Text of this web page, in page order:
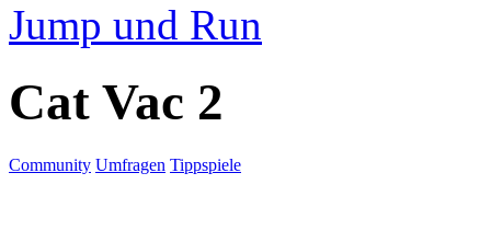
Jump und Run
Cat Vac 2
Community Umfragen Tippspiele